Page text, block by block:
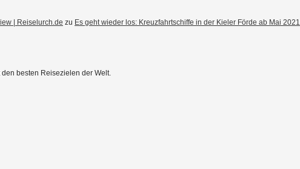
| Reiselurch.de zu Es geht wieder los: Kreuzfahrtschiffe in der Kieler Förde ab Mai 2021
besten Reisezielen der Welt.